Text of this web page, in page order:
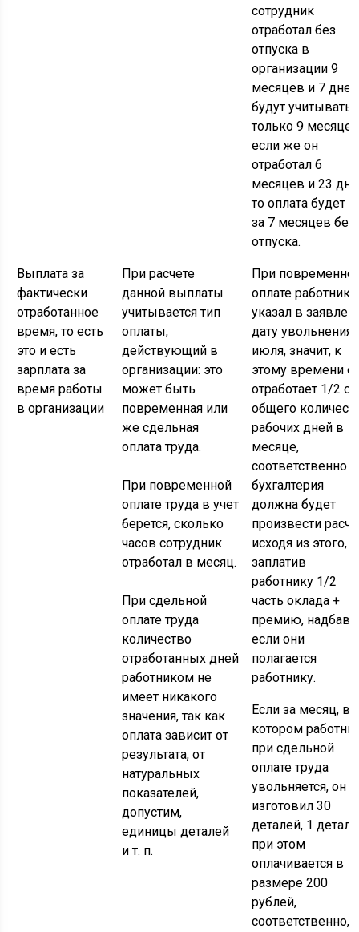
сотрудник
отработал без
отпуска в
организации 9
месяцев и 7
будут
только 9
если же он
отработал 6
месяцев и 23
то оплата будет
за 7 месяцев без
отпуска.
Выплата за
фактически
отработанное
время, то есть
это и есть
зарплата за
время работы
в организации
При расчете
данной выплаты
учитывается тип
оплаты,
действующий в
организации: это
может быть
повременная или
же сдельная
оплата труда.
При повременной
оплате труда в учет
берется, сколько
часов сотрудник
отработал в месяц.
При сдельной
оплате труда
количество
отработанных дней
работником не
имеет никакого
значения, так как
оплата зависит от
результата, от
натуральных
показателей,
допустим,
единицы деталей
и т. п.
При
оплате работник
указал в
дату увольнения
июля, значит, к
этому времени
отработает 1/2 от
общего
рабочих дней в
месяце,
соответственно
бухгалтерия
должна будет
произвести
исходя из этого,
заплатив
работнику 1/2
часть оклада +
премию,
если они
полагается
работнику.
Если за месяц, в
котором
при сдельной
оплате труда
увольняется, он
изготовил 30
деталей, 1 деталь
при этом
оплачивается в
размере 200
рублей,
соответственно,